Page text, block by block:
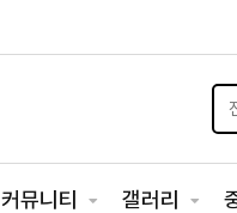
커뮤니티 갤러리